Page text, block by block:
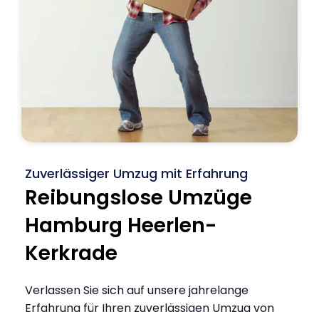
Zuverlässiger Umzug mit Erfahrung
Reibungslose Umzüge
Hamburg Heerlen-
Kerkrade
Verlassen Sie sich auf unsere jahrelange
Erfahrung für Ihren zuverlässigen Umzug von